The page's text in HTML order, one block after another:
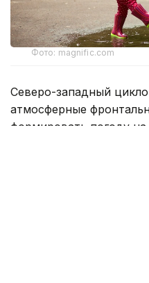
Фото: magnific.com
Северо-западный
атмосферные
формировать погоду на